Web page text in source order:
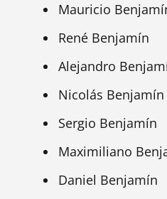
Mauricio
René Benjamín
Alejandro
Nicolás Benjamín
Sergio Benjamín
Maximiliano
Daniel Benjamín